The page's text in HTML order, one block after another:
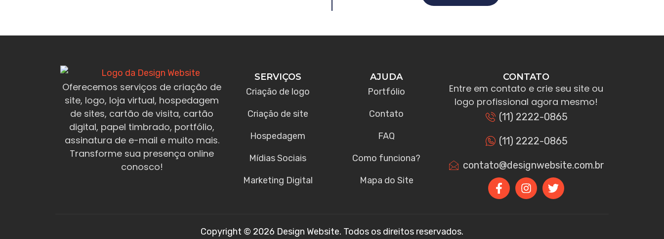
Oferecemos serviços de criação de
site, logo, loja virtual, hospedagem
de sites, cartão de visita, cartão
digital, papel timbrado, portfólio,
assinatura de e-mail e muito mais.
Transforme sua presença online
conosco!
SERVIÇOS
Criação de logo
Criação de site
Hospedagem
Mídias Sociais
Marketing Digital
AJUDA
Portfólio
Contato
FAQ
Como funciona?
Mapa do Site
CONTATO
Entre em contato e crie seu site ou
logo profissional agora mesmo!
(11) 2222-0865
(11) 2222-0865
contato@designwebsite.com.br
Copyright © 2026 Design Website. Todos os direitos reservados.